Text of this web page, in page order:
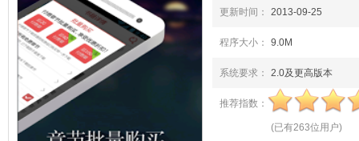
更新时间： 2013-09-25
程序大小： 9.0M
系统要求： 2.0及更高版本
推荐指数：
(已有263位用户)